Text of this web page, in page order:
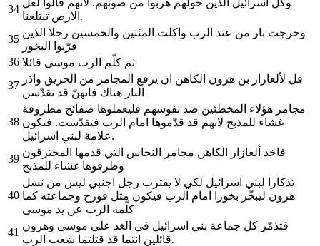
34
الارض تبتلعنا.
35
وخرجت نار من عند الرب واكلت المئتين والخمسين رجلا الذين
قرّبوا البخور
36 ثم كلّم الرب موسى قائلا
37
قل لألعازار بن هرون الكاهن ان يرفع المجامر من الحريق واذر
النار هناك فانهنّ قد تقدّسن
38
مجامر هؤلاء المخطئين ضد نفوسهم فليعملوها صفائح مطروقة
غشاء للمذبح لانهم قد قدّموها امام الرب فتقدّست. فتكون
علامة لبني اسرائيل.
39
فاخذ ألعازار الكاهن مجامر النحاس التي قدمها المحترقون
وطرقوها غشاء للمذبح
40
تذكارا لبني اسرائيل لكي لا يقترب رجل اجنبي ليس من نسل
هرون ليبخّر بخورا امام الرب فيكون مثل قورح وجماعته كما
كلّمه الرب عن يد موسى
41
فتذمّر كل جماعة بني اسرائيل في الغد على موسى وهرون
قائلين انتما قد قتلتما شعب الرب.